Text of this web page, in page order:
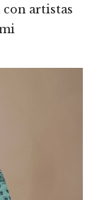
artistas